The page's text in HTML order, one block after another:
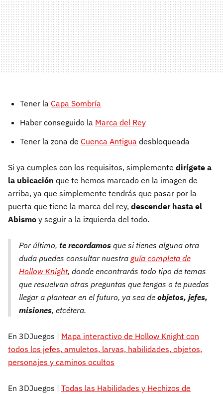
Tener la Capa Sombría
Haber conseguido la Marca del Rey
Tener la zona de Cuenca Antigua desbloqueada
Si ya cumples con los requisitos, simplemente dirígete a
la ubicación que te hemos marcado en la imagen de
arriba, ya que simplemente tendrás que pasar por la
puerta que tiene la marca del rey, descender hasta el
Abismo y seguir a la izquierda del todo.
Por último, te recordamos que si tienes alguna otra
duda puedes consultar nuestra guía completa de
Hollow Knight, donde encontrarás todo tipo de temas
que resuelvan otras preguntas que tengas o te puedas
llegar a plantear en el futuro, ya sea de objetos, jefes,
misiones, etcétera.
En 3DJuegos | Mapa interactivo de Hollow Knight con
todos los jefes, amuletos, larvas, habilidades, objetos,
personajes y caminos ocultos
En 3DJuegos | Todas las Habilidades y Hechizos de